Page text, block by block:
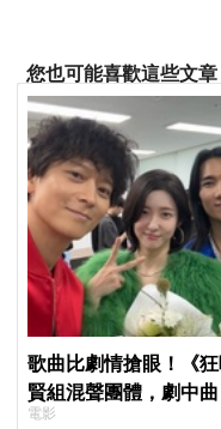
您也可能喜歡這些文章
歌曲比劇情搶眼！《
賢組混聲團體，劇中
電影